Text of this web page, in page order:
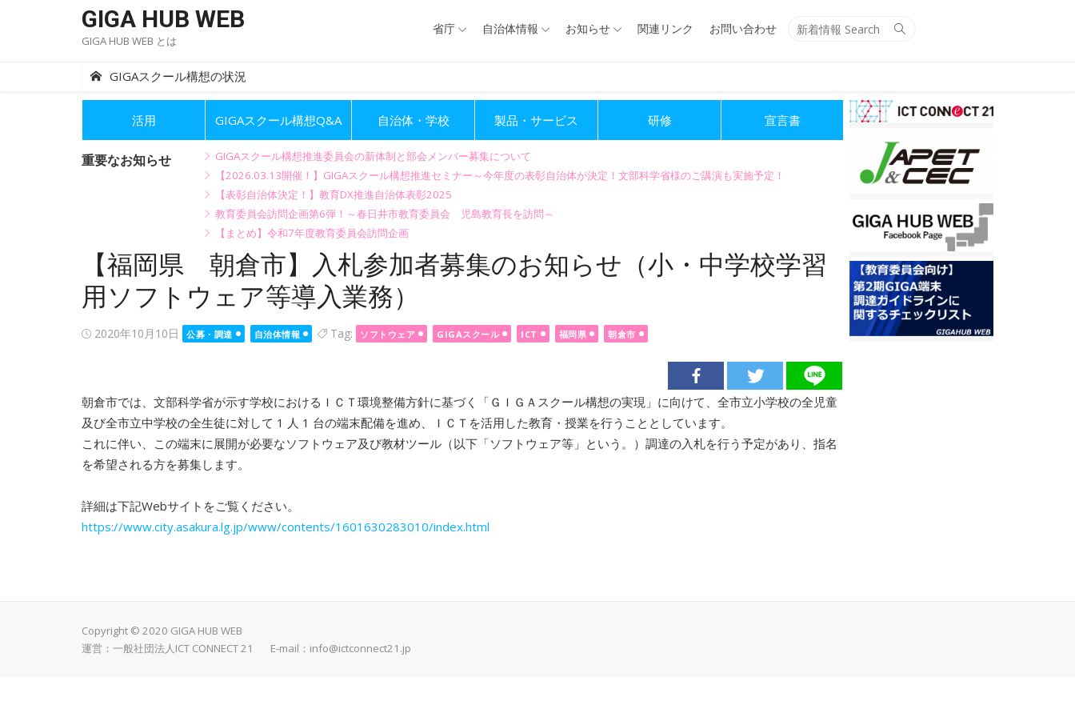
GIGA HUB WEB
GIGA HUB WEB とは
Search
省庁 自治体情報 お知らせ 関連リンク お問い合わせ
GIGAスクール構想の状況
活用 GIGAスクール構想Q&A 自治体・学校 製品・サービス 研修 宣言書
重要なお知らせ
GIGAスクール構想推進委員会の新体制と部会メンバー募集について
【2026.03.13開催！】GIGAスクール構想推進セミナー～今年度の表彰自治体が決定！文部科学省様のご講演も実施予定！
【表彰自治体決定！】教育DX推進自治体表彰2025
教育委員会訪問企画第6弾！～春日井市教育委員会 児島教育長を訪問～
【まとめ】令和7年度教育委員会訪問企画
【福岡県 朝倉市】入札参加者募集のお知らせ（小・中学校学習
用ソフトウェア等導入業務）
Posted
2020年10月10日 公募・調達 自治体情報 Tag: ソフトウェア GIGAスクール ICT 福岡県 朝倉市
朝倉市では、文部科学省が示す学校におけるＩＣＴ環境整備方針に基づく「ＧＩＧＡスクール構想の実現」に向けて、全市立小学校の全児童
及び全市立中学校の全生徒に対して 1 人 1 台の端末配備を進め、ＩＣＴを活用した教育・授業を行うこととしています。
これに伴い、この端末に展開が必要なソフトウェア及び教材ツール（以下「ソフトウェア等」という。）調達の入札を行う予定があり、指名
を希望される方を募集します。
詳細は下記Webサイトをご覧ください。
https://www.city.asakura.lg.jp/www/contents/1601630283010/index.html
Copyright © 2020 GIGA HUB WEB
運営：一般社団法人ICT CONNECT 21 E-mail： info@ictconnect21.jp